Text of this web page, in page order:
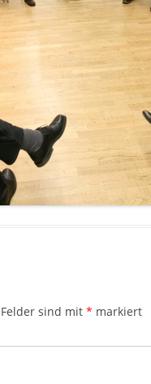
sind mit * markiert